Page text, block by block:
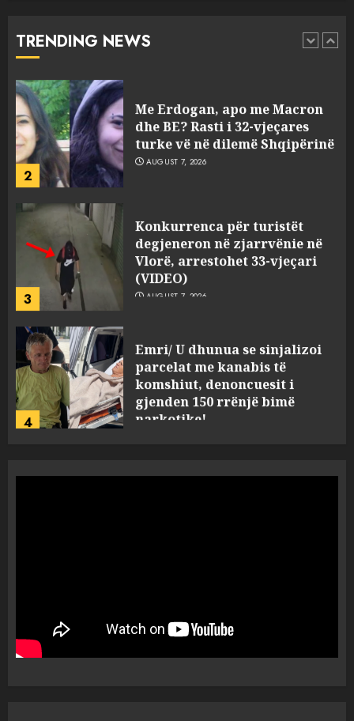
TRENDING NEWS
1
të cilin u përplas makina e
2
Me Erdogan, apo me Macron
dhe BE? Rasti i 32-vjeçares
turke vë në dilemë Shqipërinë
AUGUST 7, 2026
3
Konkurrenca për turistët
degjeneron në zjarrvënie në
Vlorë, arrestohet 33-vjeçari
(VIDEO)
AUGUST 7, 2026
4
Emri/ U dhunua se sinjalizoi
parcelat me kanabis të
komshiut, denoncuesit i
gjenden 150 rrënjë bimë
narkotike!
1
rrëfehet emigranti shqiptar.
Flet dhe shoferi i kamionit me
të cilin u përplas makina e